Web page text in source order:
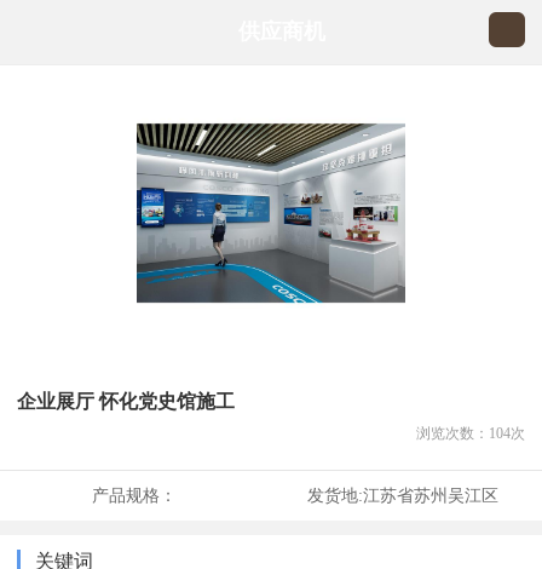
企业展厅 怀化党史馆施工
浏览次数： 104次
产品规格： 发货地:江苏省苏州吴江区
关键词